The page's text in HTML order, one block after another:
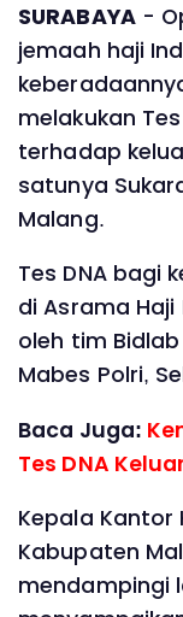
SURABAYA-
jemaah haji
melakukan
terhadap
satunya
Malang.
Tes DNA bagi
di Asrama Haji
oleh tim Bidlab
Mabes Polri,
Baca Juga:
Tes DNA
Kepala Kantor
Kabupaten
mendampingi